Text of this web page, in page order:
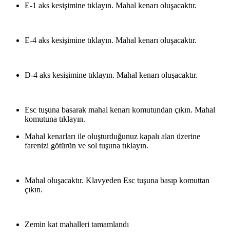
E-1 aks kesişimine tıklayın. Mahal kenarı oluşacaktır.
E-4 aks kesişimine tıklayın. Mahal kenarı oluşacaktır.
D-4 aks kesişimine tıklayın. Mahal kenarı oluşacaktır.
Esc tuşuna basarak mahal kenarı komutundan çıkın. Mahal
komutuna tıklayın.
Mahal kenarları ile oluşturduğunuz kapalı alan üzerine
farenizi götürün ve sol tuşuna tıklayın.
Mahal oluşacaktır. Klavyeden Esc tuşuna basıp komuttan
çıkın.
Zemin kat mahalleri tamamlandı